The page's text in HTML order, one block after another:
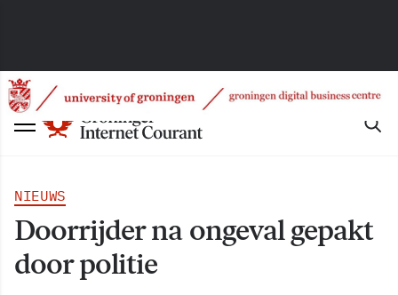
NIEUWS
Doorrijder na ongeval gepakt
door politie